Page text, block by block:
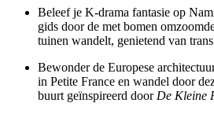
Beleef je K-drama fantasie op
gids door de met bomen
tuinen wandelt, genietend van
Bewonder de Europese
in Petite France en wandel door
buurt geïnspireerd door De Kleine